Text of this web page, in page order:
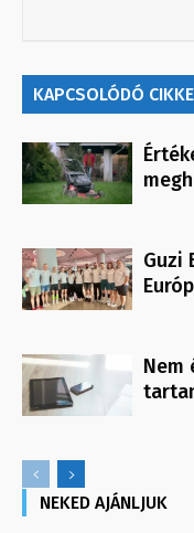
KAPCSOLÓDÓ
Guzi
Nem
NEKED AJÁNLJUK